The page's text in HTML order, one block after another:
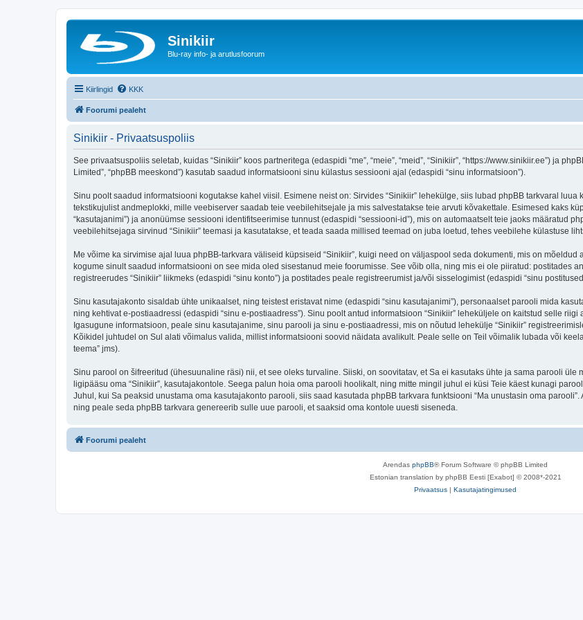
Sinikiir
Blu-ray info- ja arutlusfoorum
Kiirlingid KKK
Foorumi pealeht
Sinikiir - Privaatsuspoliis
See privaatsuspoliis seletab, kuidas “Sinikiir” koos partneritega (edaspidi “me”, “meie”, “meid”, “Sinikiir”, “https://www.sinikiir.ee”) ja
Limited”, “phpBB meeskond”) kasutab saadud informatsiooni sinu külastus sessiooni ajal (edaspidi “sinu informatsioon”).
Sinu poolt saadud informatsiooni kogutakse kahel viisil. Esimene neist on: Sirvides “Sinikiir” lehekülge, siis lubad phpBB tarkvaral luua
tekstikujulist andmeplokki, mille veebiserver saadab teie veebilehitsejale ja mis salvestatakse teie arvuti kõvakettale. Esimesed kaks
“kasutajanimi”) ja anonüümse sessiooni identifitseerimise tunnust (edaspidi “sessiooni-id”), mis on automaatselt teie jaoks määratud
veebilehitsejaga sirvinud “Sinikiir” teemasi ja kasutatakse, et teada saada millised teemad on juba loetud, tehes veebilehe külastuse
Me võime ka sirvimise ajal luua phpBB-tarkvara väliseid küpsiseid “Sinikiir”, kuigi need on väljaspool seda dokumenti, mis on
kogume sinult saadud informatsiooni on see mida oled sisestanud meie foorumisse. See võib olla, ning mis ei ole piiratud: postitades
registreerudes “Sinikiir” liikmeks (edaspidi “sinu konto”) ja postitades peale registreerumist ja/või sisselogimist (edaspidi “sinu
Sinu kasutajakonto sisaldab ühte unikaalset, ning teistest eristavat nime (edaspidi “sinu kasutajanimi”), personaalset parooli mida
ning kehtivat e-postiaadressi (edaspidi “sinu e-postiaadress”). Sinu poolt antud informatsioon “Sinikiir” leheküljele on kaitstud selle
Igasugune informatsioon, peale sinu kasutajanime, sinu parooli ja sinu e-postiaadressi, mis on nõutud lehekülje “Sinikiir”
Kõikidel juhtudel on Sul alati võimalus valida, millist informatsiooni soovid näidata avalikult. Peale selle on Teil võimalik lubada või
teema” jms).
Sinu parool on šifreeritud (ühesuunaline räsi) nii, et see oleks turvaline. Siiski, on soovitatav, et Sa ei kasutaks ühte ja sama parooli
ligipääsu oma “Sinikiir”, kasutajakontole. Seega palun hoia oma parooli hoolikalt, ning mitte mingil juhul ei küsi Teie käest kunagi
Juhul, kui Sa peaksid unustama oma kasutajakonto parooli, siis saad kasutada phpBB tarkvara funktsiooni “Ma unustasin oma
ning peale seda phpBB tarkvara genereerib sulle uue parooli, et saaksid oma kontole uuesti siseneda.
Foorumi pealeht
Arendas phpBB® Forum Software © phpBB Limited
Estonian translation by phpBB Eesti [Exabot] © 2008*-2021
Privaatsus | Kasutajatingimused